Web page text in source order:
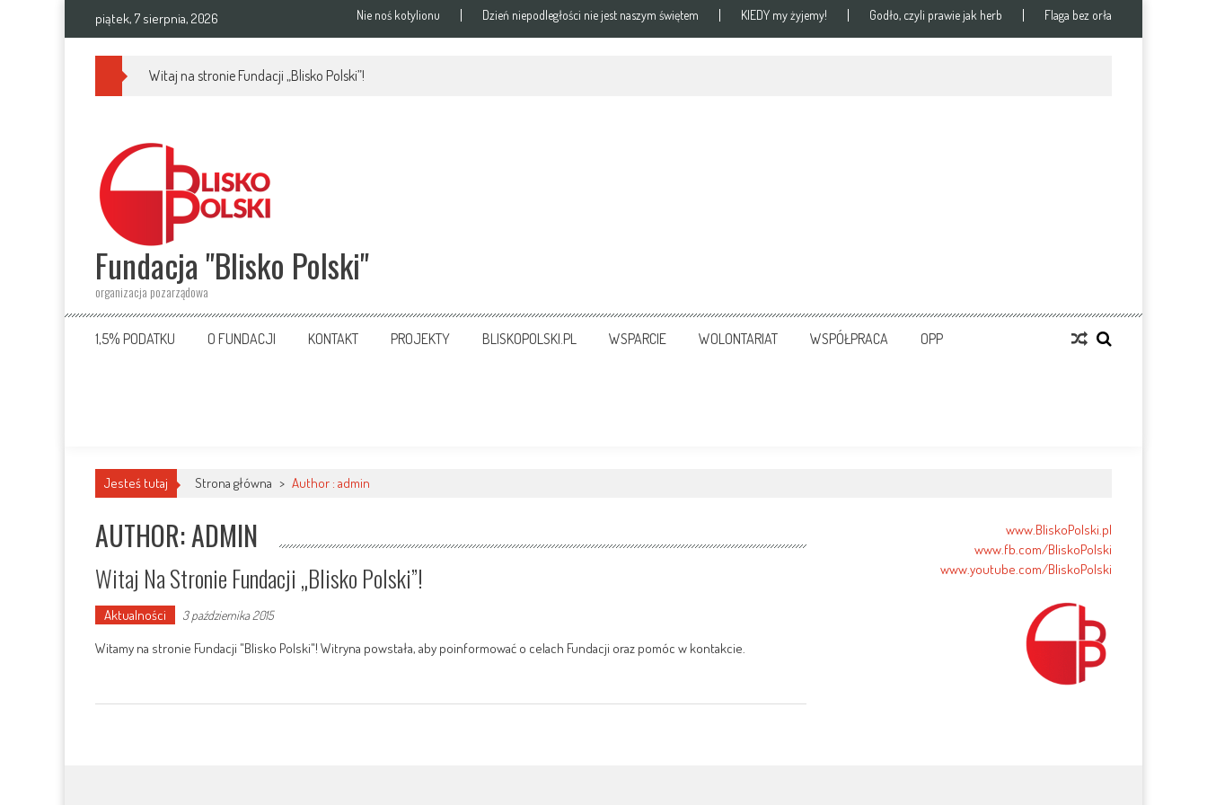
piątek, 7 sierpnia, 2026 Nie noś kotylionu Dzień niepodległości nie jest naszym świętem KIEDY my żyjemy! Godło, czyli prawie jak herb Flaga bez orła
Witaj na stronie Fundacji „Blisko Polski”!
Fundacja "Blisko Polski"
organizacja pozarządowa
1,5% PODATKU O FUNDACJI KONTAKT PROJEKTY BLISKOPOLSKI.PL WSPARCIE WOLONTARIAT WSPÓŁPRACA OPP
Jesteś tutaj Strona główna > Author : admin
AUTHOR:ADMIN
Witaj Na Stronie Fundacji „Blisko Polski”!
Aktualności 3 października 2015
Witamy na stronie Fundacji "Blisko Polski"! Witryna powstała, aby poinformować o celach Fundacji oraz pomóc w kontakcie.
www.BliskoPolski.pl
www.fb.com/BliskoPolski
www.youtube.com/BliskoPolski